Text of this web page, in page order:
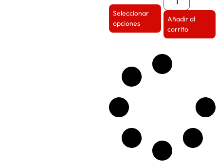
Seleccionar
opciones
Añadir al
carrito